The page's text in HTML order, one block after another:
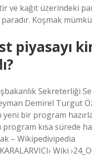
ve kağıt üzerindeki
Koşmak
piyasayı
Sekreterliği
Demirel Turgut
yeni bir program
program kısa sürede
– Wikipedivipedia
Wiki